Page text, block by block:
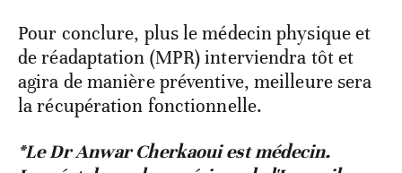
Pour conclure, plus le médecin physique et
de réadaptation (MPR) interviendra tôt et
agira de manière préventive, meilleure sera
la récupération fonctionnelle.
*Le Dr Anwar Cherkaoui est médecin.